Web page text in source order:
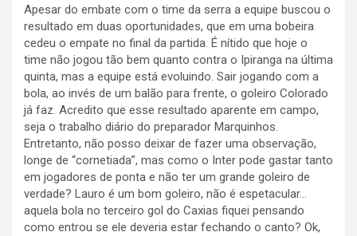
Apesar do embate com o time da serra a equipe buscou o
resultado em duas oportunidades, que em uma bobeira
cedeu o empate no final da partida. É nítido que hoje o
time não jogou tão bem quanto contra o Ipiranga na última
quinta, mas a equipe está evoluindo. Sair jogando com a
bola, ao invés de um balão para frente, o goleiro Colorado
já faz. Acredito que esse resultado aparente em campo,
seja o trabalho diário do preparador Marquinhos.
Entretanto, não posso deixar de fazer uma observação,
longe de “cornetiada”, mas como o Inter pode gastar tanto
em jogadores de ponta e não ter um grande goleiro de
verdade? Lauro é um bom goleiro, não é espetacular…
aquela bola no terceiro gol do Caxias fiquei pensando
como entrou se ele deveria estar fechando o canto? Ok,